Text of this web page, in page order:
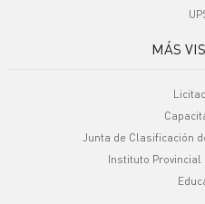
MÁS
Junta de Clasificación
Instituto Provincial